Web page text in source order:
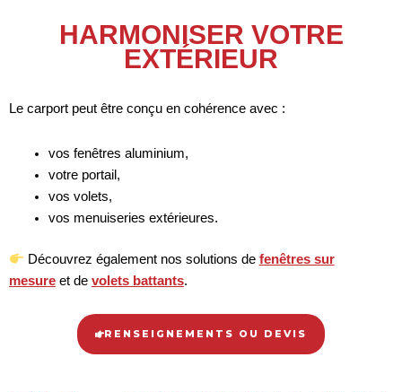
HARMONISER VOTRE
EXTÉRIEUR
Le carport peut être conçu en cohérence avec :
vos fenêtres aluminium,
votre portail,
vos volets,
vos menuiseries extérieures.
Découvrez également nos solutions de fenêtres sur
mesure et de volets battants.
RENSEIGNEMENTS OU DEVIS